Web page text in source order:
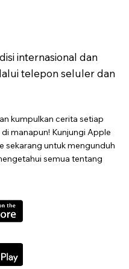
internasional dan
telepon seluler dan
kumpulkan cerita setiap
manapun! Kunjungi Apple
sekarang untuk mengunduh
semua tentang